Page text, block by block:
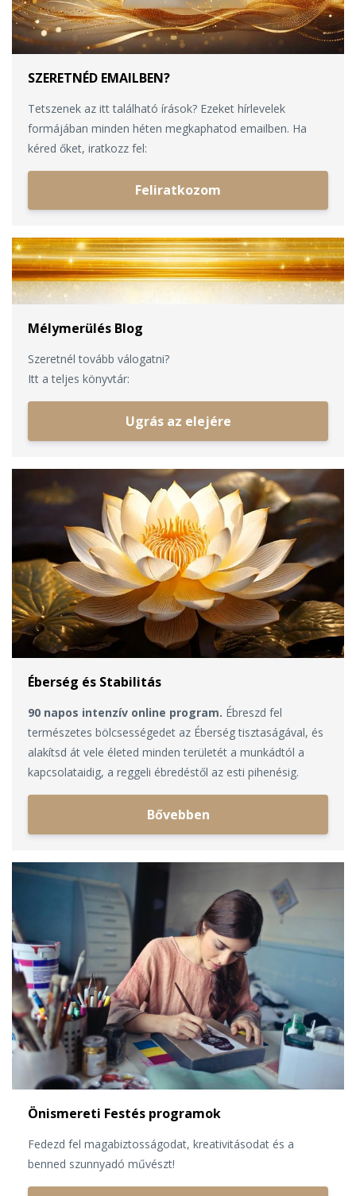
SZERETNÉD EMAILBEN?
Tetszenek az itt található írások? Ezeket hírlevelek
formájában minden héten megkaphatod emailben. Ha
kéred őket, iratkozz fel:
Feliratkozom
Mélymerülés Blog
Szeretnél tovább válogatni?
Itt a teljes könyvtár:
Ugrás az elejére
Éberség és Stabilitás
90 napos intenzív online program. Ébreszd fel
természetes bölcsességedet az Éberség tisztaságával, és
alakítsd át vele életed minden területét a munkádtól a
kapcsolataidig, a reggeli ébredéstől az esti pihenésig.
Bővebben
Önismereti Festés programok
Fedezd fel magabiztosságodat, kreativitásodat és a
benned szunnyadó művészt!